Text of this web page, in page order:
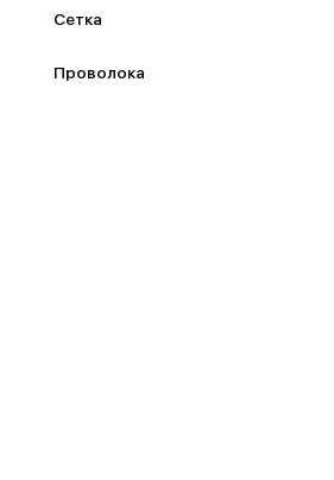
Сетка
Проволока